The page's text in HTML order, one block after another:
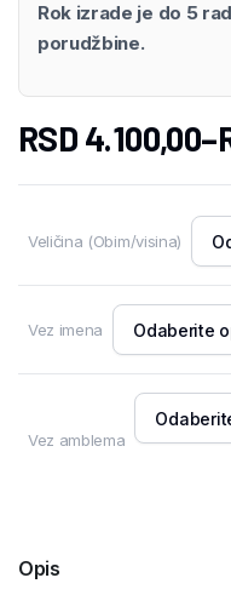
Rok izrade je do 5
porudžbine.
RSD 4.100,00–
Veličina (Obim/visina)
Vez imena
Vez amblema
Opis